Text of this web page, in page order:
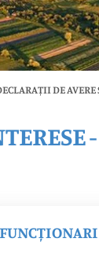
DE
FUNCȚIONARI